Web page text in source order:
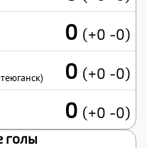
0 (+0 -0)
0 (+0 -0)
0 (+0 -0)
голы